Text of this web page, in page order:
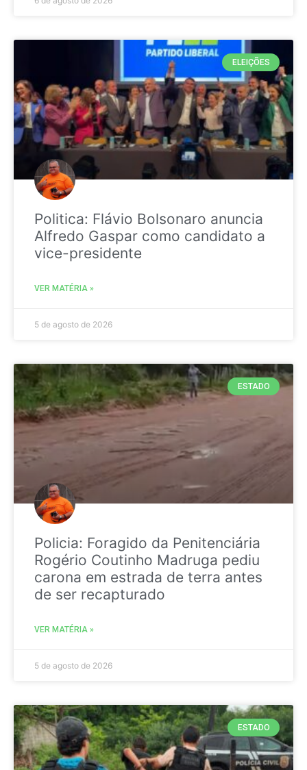
ELEIÇÕES
Politica: Flávio Bolsonaro anuncia
Alfredo Gaspar como candidato a
vice-presidente
VER MATÉRIA »
5 de agosto de 2026
ESTADO
Policia: Foragido da Penitenciária
Rogério Coutinho Madruga pediu
carona em estrada de terra antes
de ser recapturado
VER MATÉRIA »
5 de agosto de 2026
ESTADO